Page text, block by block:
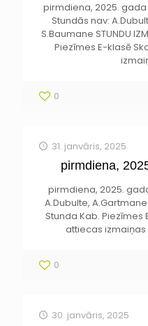
pirmdiena, 2025.
Stundās nav:
S.Baumane STUNDU
Piezīmes E-klasē
0
31. janvāris, 2025
pirmdiena,
pirmdiena, 2025.
A.Dubulte, A.Gartmane
Stunda Kab. Piezīmes
attiecas izmaiņas
0
30. janvāris, 2025